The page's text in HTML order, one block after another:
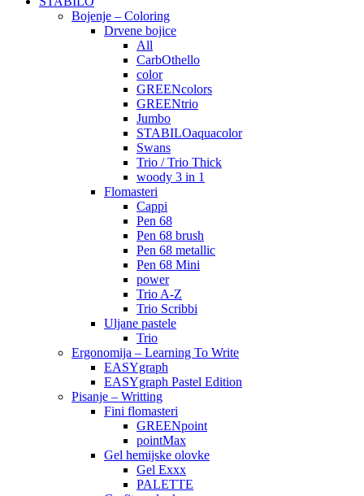
Bojenje – Coloring
Drvene bojice
All
CarbOthello
color
GREENcolors
GREENtrio
Jumbo
STABILOaquacolor
Swans
Trio / Trio Thick
woody 3 in 1
Flomasteri
Cappi
Pen 68
Pen 68 brush
Pen 68 metallic
Pen 68 Mini
power
Trio A-Z
Trio Scribbi
Uljane pastele
Trio
Ergonomija – Learning To Write
EASYgraph
EASYgraph Pastel Edition
Pisanje – Writting
Fini flomasteri
GREENpoint
pointMax
Gel hemijske olovke
Gel Exxx
PALETTE